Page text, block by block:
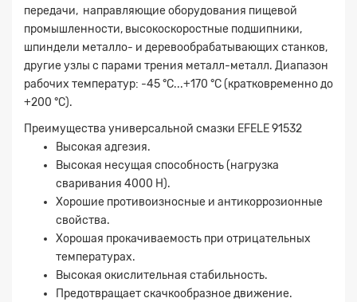
передачи, направляющие оборудования пищевой
промышленности, высокоскоростные подшипники,
шпиндели металло- и деревообрабатывающих станков,
другие узлы с парами трения металл-металл. Диапазон
рабочих температур: -45 °C...+170 °C (кратковременно до
+200 °C).
Преимущества универсальной смазки EFELE 91532
Высокая адгезия.
Высокая несущая способность (нагрузка
сваривания 4000 Н).
Хорошие противоизносные и антикоррозионные
свойства.
Хорошая прокачиваемость при отрицательных
температурах.
Высокая окислительная стабильность.
Предотвращает скачкообразное движение.